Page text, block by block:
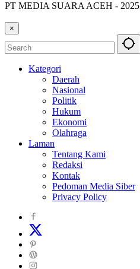
PT MEDIA SUARA ACEH - 2025
×
Kategori
Daerah
Nasional
Politik
Hukum
Ekonomi
Olahraga
Laman
Tentang Kami
Redaksi
Kontak
Pedoman Media Siber
Privacy Policy